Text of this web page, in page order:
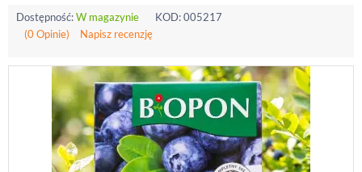
Dostępność:W magazynie KOD:005217
(0 Opinie)
Napisz recenzję